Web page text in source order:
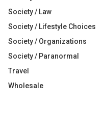
Society / Law
Society / Lifestyle Choices
Society / Organizations
Society / Paranormal
Travel
Wholesale